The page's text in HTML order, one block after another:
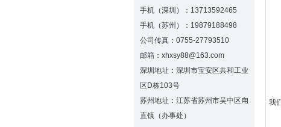
手机（深圳）：13713592465
手机（苏州）：19879188498
公司传真：0755-27793510
邮箱：xhxsy88@163.com
深圳地址：深圳市宝安区共和工业
区D栋103号
苏州地址：江苏省苏州市吴中区甪
直镇（办事处）
我